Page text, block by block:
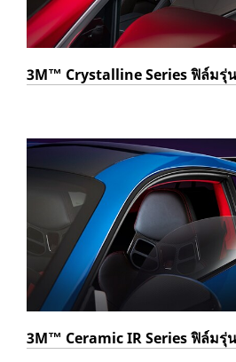
3M™ Crystalline Series ฟิล์มรุ่
3M™ Ceramic IR Series ฟิล์มรุ่